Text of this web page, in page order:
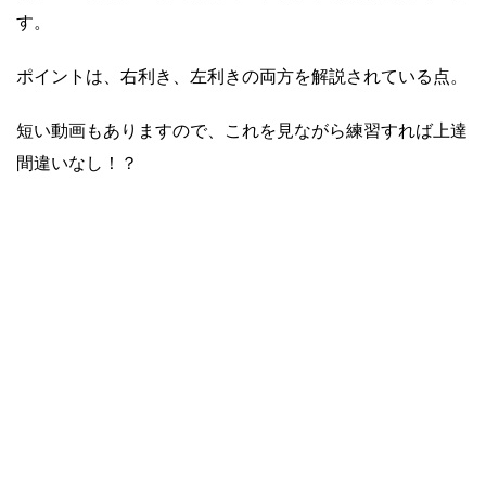
す。
ポイントは、右利き、左利きの両方を解説されている点。
短い動画もありますので、これを見ながら練習すれば上達
間違いなし！？